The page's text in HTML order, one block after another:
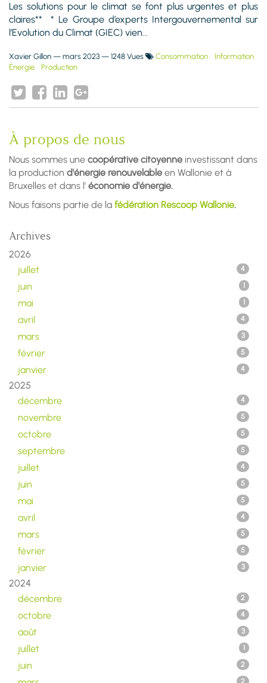
Les solutions pour le climat se font plus urgentes et plus
claires** * Le Groupe d’experts Intergouvernemental sur
l’Evolution du Climat (GIEC) vien...
Xavier Gillon — mars 2023 — 1248 Vues Consommation
Information
Énergie
Production
À propos de nous
Nous sommes une coopérative citoyenne investissant dans
la production d'énergie renouvelable en Wallonie et à
Bruxelles et dans l' économie d'énergie.
Nous faisons partie de la fédération Rescoop Wallonie.
Archives
2026
juillet
4
juin 1
mai 1
avril 4
mars 3
février 5
janvier 4
2025
décembre
4
novembre 5
octobre 5
septembre 5
juillet 4
juin 5
mai 5
avril 4
mars 5
février 5
janvier 3
2024
décembre
2
octobre 4
août 3
juillet 1
juin 2
2